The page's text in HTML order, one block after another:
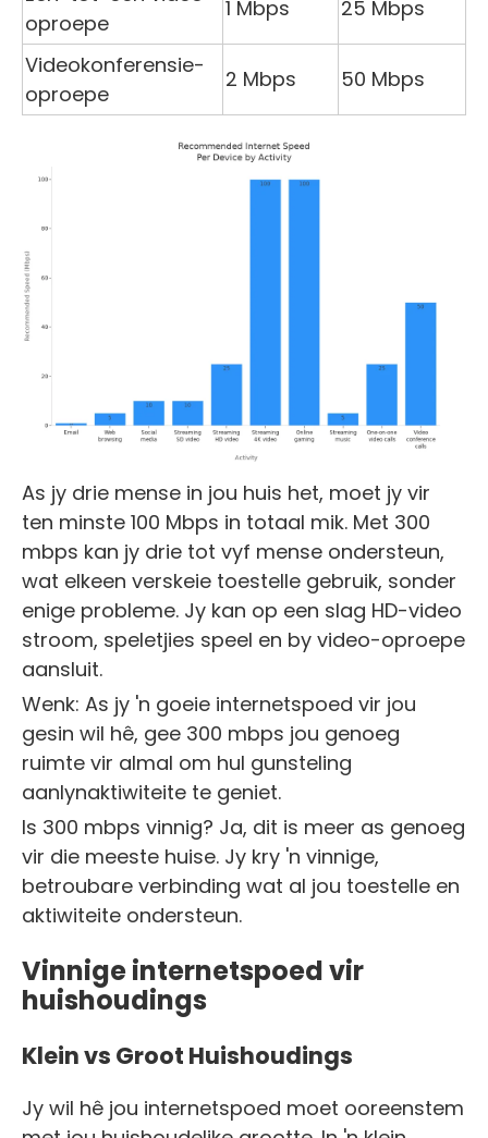
oproepe
1 Mbps 25 Mbps
Videokonferensie-
oproepe
2 Mbps 50 Mbps
As jy drie mense in jou huis het, moet jy vir
ten minste 100 Mbps in totaal mik. Met 300
mbps kan jy drie tot vyf mense ondersteun,
wat elkeen verskeie toestelle gebruik, sonder
enige probleme. Jy kan op een slag HD-video
stroom, speletjies speel en by video-oproepe
aansluit.
Wenk: As jy 'n goeie internetspoed vir jou
gesin wil hê, gee 300 mbps jou genoeg
ruimte vir almal om hul gunsteling
aanlynaktiwiteite te geniet.
Is 300 mbps vinnig? Ja, dit is meer as genoeg
vir die meeste huise. Jy kry 'n vinnige,
betroubare verbinding wat al jou toestelle en
aktiwiteite ondersteun.
Vinnige internetspoed vir
huishoudings
Klein vs Groot Huishoudings
Jy wil hê jou internetspoed moet ooreenstem